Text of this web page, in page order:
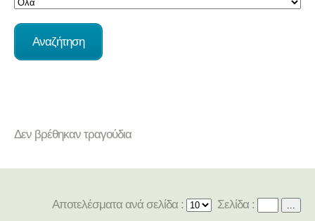
Δεν βρέθηκαν τραγούδια
Αποτελέσματα ανά σελίδα : Σελίδα : ...